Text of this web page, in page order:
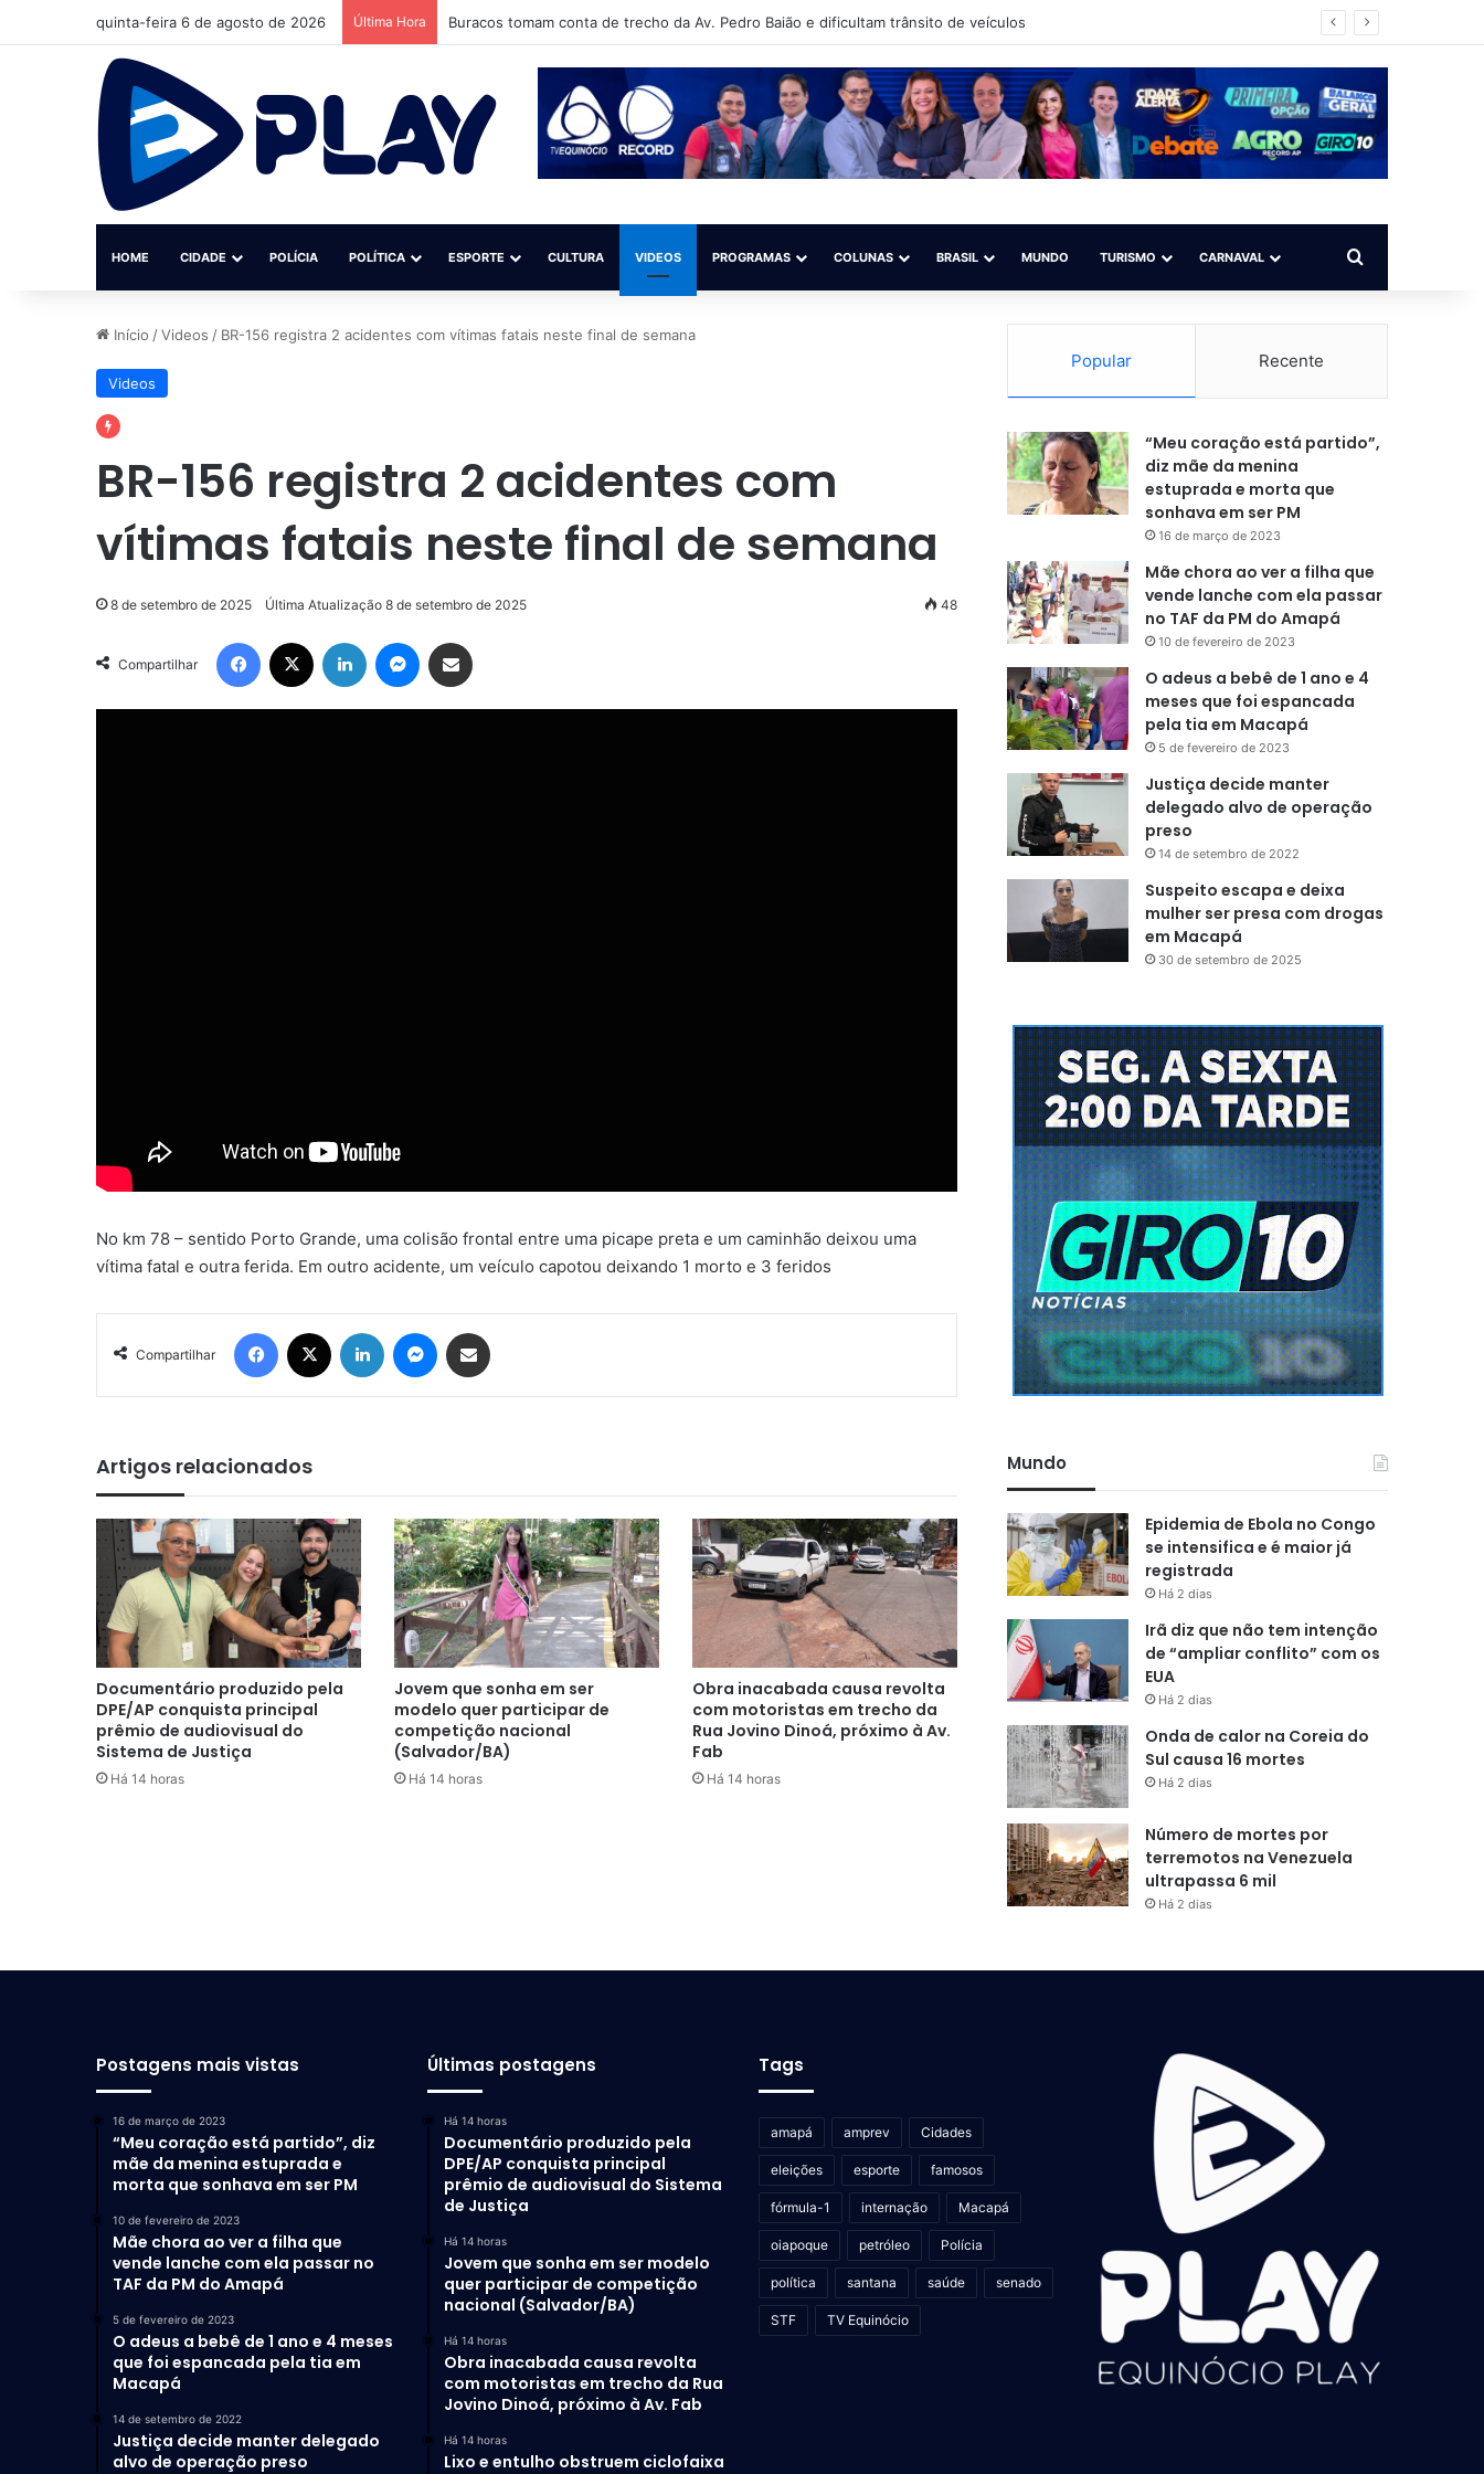
quinta-feira 6 de agosto de 2026 Última Hora Buracos tomam conta de trecho da Av. Pedro Baião e dificultam trânsito de veículos
HOME CIDADE POLÍCIA POLÍTICA ESPORTE CULTURA VIDEOS PROGRAMAS COLUNAS BRASIL MUNDO TURISMO CARNAVAL Procurar por
Início /Videos / BR-156 registra 2 acidentes com vítimas fatais neste final de semana
Videos
BR-156 registra 2 acidentes com
vítimas fatais neste final de semana
8 de setembro de 2025 Última Atualização 8 de setembro de 2025 48
Compartilhar
Facebook Linkedin Messenger
No km 78 – sentido Porto Grande, uma colisão frontal entre uma picape preta e um caminhão deixou uma
vítima fatal e outra ferida. Em outro acidente, um veículo capotou deixando 1 morto e 3 feridos
Compartilhar
Facebook Linkedin Messenger
Artigos relacionados
Documentário produzido pela
DPE/AP conquista principal
prêmio de audiovisual do
Sistema de Justiça
Há 14 horas
Jovem que sonha em ser
modelo quer participar de
competição nacional
(Salvador/BA)
Há 14 horas
Obra inacabada causa revolta
com motoristas em trecho da
Rua Jovino Dinoá, próximo à Av.
Fab
Há 14 horas
Popular Recente
“Meu coração está partido”,
diz mãe da menina
estuprada e morta que
sonhava em ser PM
16 de março de 2023
Mãe chora ao ver a filha que
vende lanche com ela passar
no TAF da PM do Amapá
10 de fevereiro de 2023
O adeus a bebê de 1 ano e 4
meses que foi espancada
pela tia em Macapá
5 de fevereiro de 2023
Justiça decide manter
delegado alvo de operação
preso
14 de setembro de 2022
Suspeito escapa e deixa
mulher ser presa com drogas
em Macapá
30 de setembro de 2025
Mundo
Epidemia de Ebola no Congo
se intensifica e é maior já
registrada
Há 2 dias
Irã diz que não tem intenção
de “ampliar conflito” com os
EUA
Há 2 dias
Onda de calor na Coreia do
Sul causa 16 mortes
Há 2 dias
Número de mortes por
terremotos na Venezuela
ultrapassa 6 mil
Há 2 dias
Postagens mais vistas
16 de março de 2023
“Meu coração está partido”, diz
mãe da menina estuprada e
morta que sonhava em ser PM
10 de fevereiro de 2023
Mãe chora ao ver a filha que
vende lanche com ela passar no
TAF da PM do Amapá
5 de fevereiro de 2023
O adeus a bebê de 1 ano e 4 meses
que foi espancada pela tia em
Macapá
14 de setembro de 2022
Justiça decide manter delegado
alvo de operação preso
Últimas postagens
Há 14 horas
Documentário produzido pela
DPE/AP conquista principal
prêmio de audiovisual do Sistema
de Justiça
Há 14 horas
Jovem que sonha em ser modelo
quer participar de competição
nacional (Salvador/BA)
Há 14 horas
Obra inacabada causa revolta
com motoristas em trecho da Rua
Jovino Dinoá, próximo à Av. Fab
Há 14 horas
Lixo e entulho obstruem ciclofaixa
Tags
amapá amprev Cidades
eleições esporte famosos
fórmula-1 internação Macapá
oiapoque petróleo Polícia
política santana saúde senado
STF TV Equinócio